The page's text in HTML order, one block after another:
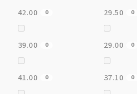
42.00 0 29.50 0
39.00 0 29.00 0
41.00 0 37.10 0